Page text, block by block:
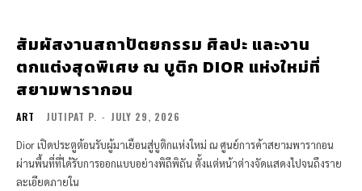
สัมผัสงานสถาปัตยกรรม ศิลปะ และงาน
ตกแต่งสุดพิเศษ ณ บูติก DIOR แห่งใหม่ที่
สยามพารากอน
ART JUTIPAT P. - JULY 29, 2026
Dior เปิดประตูต้อนรับผู้มาเยือนสู่บูติกแห่งใหม่ ณ ศูนย์การค้าสยามพารากอน
ผ่านพื้นที่ที่ได้รับการออกแบบอย่างพิถีพิถัน ตั้งแต่หน้าต่างจัดแสดงไปจนถึงราย
ละเอียดภายใน